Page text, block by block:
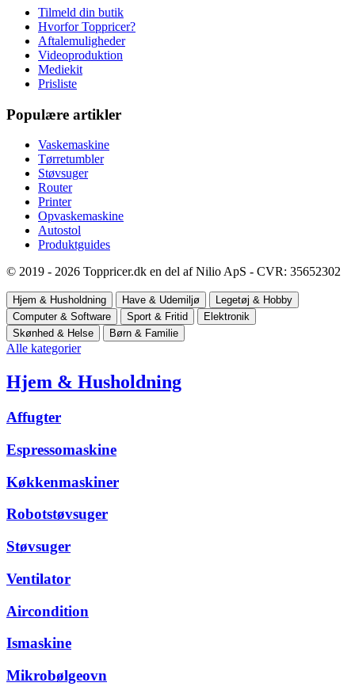
Tilmeld din butik
Hvorfor Toppricer?
Aftalemuligheder
Videoproduktion
Mediekit
Prisliste
Populære artikler
Vaskemaskine
Tørretumbler
Støvsuger
Router
Printer
Opvaskemaskine
Autostol
Produktguides
© 2019 - 2026 Toppricer.dk en del af Nilio ApS - CVR: 35652302
Hjem & Husholdning Have & Udemiljø
Legetøj & Hobby
Computer & Software
Sport & Fritid
Elektronik
Skønhed & Helse
Børn & Familie
Alle kategorier
Hjem & Husholdning
Affugter
Espressomaskine
Køkkenmaskiner
Robotstøvsuger
Støvsuger
Ventilator
Aircondition
Ismaskine
Mikrobølgeovn